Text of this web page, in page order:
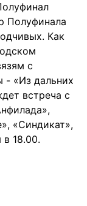
Полуфинала
Как
с
- «Из дальних
встреча с
«Синдикат»,
18.00.